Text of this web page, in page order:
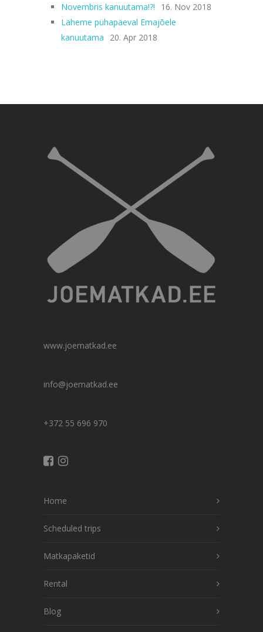
Novembris kanuutama!?!
16. Nov 2018
Läheme pühapäeval Emajõele
kanuutama
20. Apr 2018
www.joematkad.ee
info@joematkad.ee
+372 55 696 970
Home
Scheduled trips
Matkapaketid
Rental
Blog